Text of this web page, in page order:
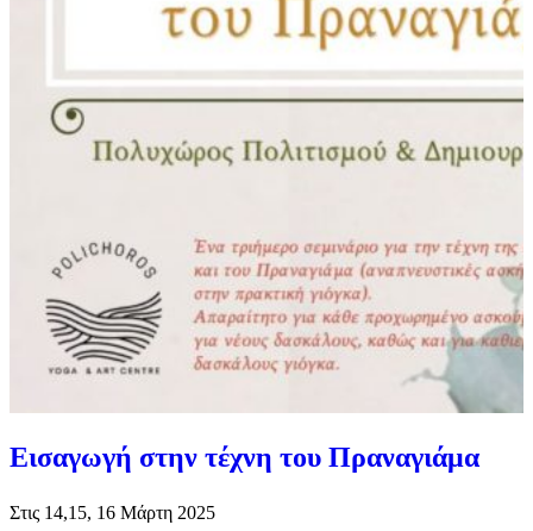
Εισαγωγή στην τέχνη του Πραναγιάμα
Στις 14,15, 16 Μάρτη 2025